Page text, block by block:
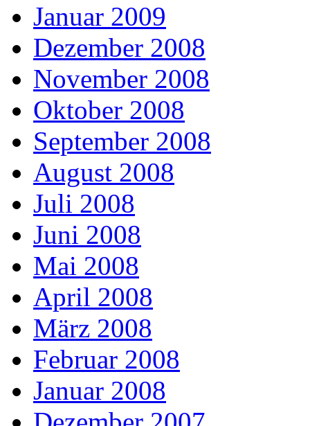
Januar 2009
Dezember 2008
November 2008
Oktober 2008
September 2008
August 2008
Juli 2008
Juni 2008
Mai 2008
April 2008
März 2008
Februar 2008
Januar 2008